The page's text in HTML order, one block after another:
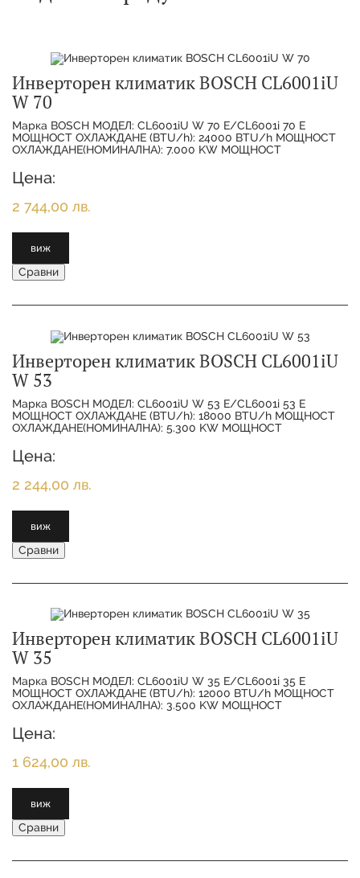
Инверторен климатик BOSCH CL6001iU
W 70
Марка BOSCH МОДЕЛ: CL6001iU W 70 E/CL6001i 70 E
МОЩНОСТ ОХЛАЖДАНЕ (BTU/h): 24000 BTU/h МОЩНОСТ
ОХЛАЖДАНЕ(НОМИНАЛНА): 7.000 KW МОЩНОСТ
Цена:
2 744,00 лв.
виж
Сравни
Инверторен климатик BOSCH CL6001iU
W 53
Марка BOSCH МОДЕЛ: CL6001iU W 53 E/CL6001i 53 E
МОЩНОСТ ОХЛАЖДАНЕ (BTU/h): 18000 BTU/h МОЩНОСТ
ОХЛАЖДАНЕ(НОМИНАЛНА): 5.300 KW МОЩНОСТ
Цена:
2 244,00 лв.
виж
Сравни
Инверторен климатик BOSCH CL6001iU
W 35
Марка BOSCH МОДЕЛ: CL6001iU W 35 E/CL6001i 35 E
МОЩНОСТ ОХЛАЖДАНЕ (BTU/h): 12000 BTU/h МОЩНОСТ
ОХЛАЖДАНЕ(НОМИНАЛНА): 3.500 KW МОЩНОСТ
Цена:
1 624,00 лв.
виж
Сравни